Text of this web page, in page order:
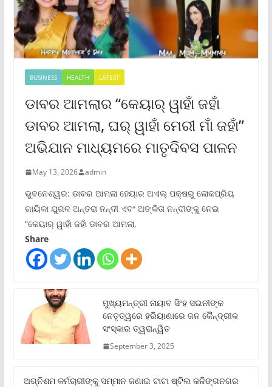
BUSINESS HEALTH LATEST
ଡାବର ଆମଲାର “କେୟାର୍ ୱାହାଁ ଜହାଁ
ଡାବର ଆମଲା, ଘର୍ ୱାହାଁ ମେରୀ ମାଁ ଜହାଁ”
ଅଭିଯାନ ମାଧ୍ୟମରେ ମାତୃଦିବସ ପାଳନ
May 13, 2026 admin
ଭୁବନେଶ୍ୱର: ଡାବର ଆମଲା ହେୟାର ଅଏଲ୍ ପକ୍ଷରୁ ଲୋକପ୍ରିୟ
ଗାୟିକା ଯୁଗଳ ଅନ୍ତରା ନନ୍ଦୀ ଏବଂ ଅଙ୍କିତା ନନ୍ଦୀଙ୍କୁ ନେଇ
“କେୟାର୍ ୱାହାଁ ଜହାଁ ଡାବର ଆମଲା,
Share
ମୁଖ୍ୟମନ୍ତ୍ରୀ ନାୟାବ ସିଂହ ସଇନୀଙ୍କ
ନେତୃତ୍ୱରେ ହରିୟାଣାରେ ଜନ କୈନ୍ଦ୍ରୀକ
ସଂସ୍କାର ତ୍ୱରାନ୍ୱିତ
September 3, 2025
ଅଗ୍ନିଶମ କର୍ମଚାରୀଙ୍କୁ ସମ୍ମାନ ଜଣାଇ ଟାଟା ଷ୍ଟିଲ କଳିଙ୍ଗନଗର